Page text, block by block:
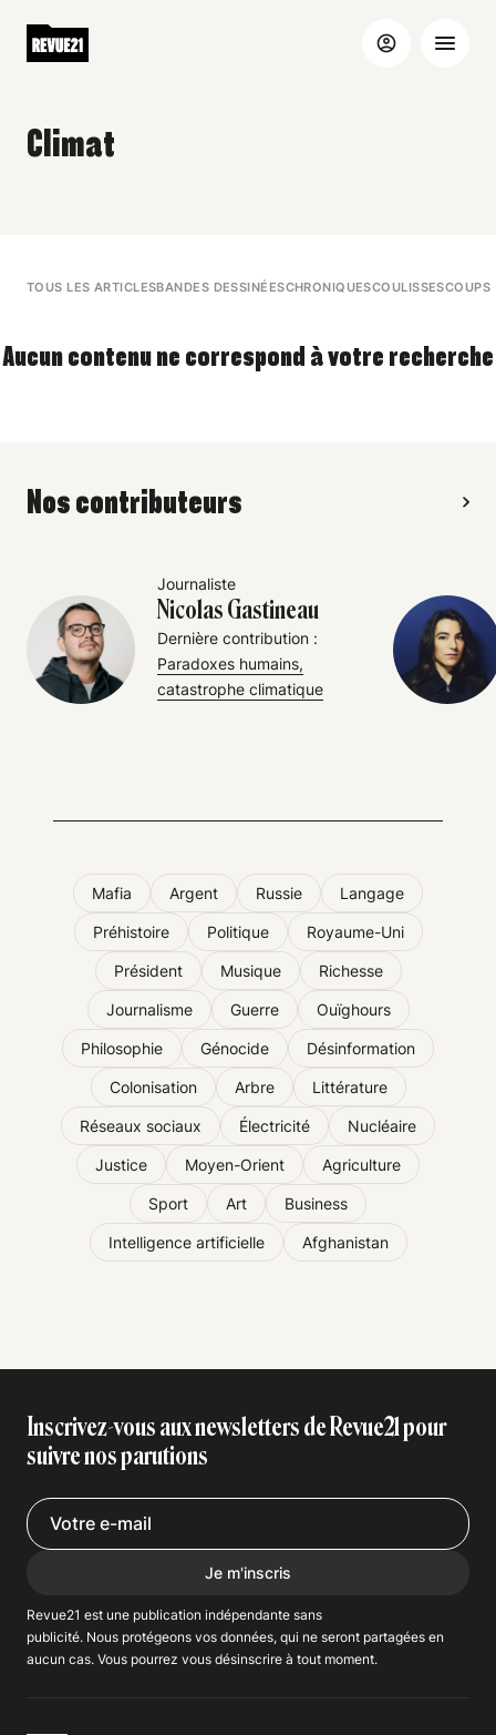
Climat
TOUS LES ARTICLESBANDES DESSINÉESCHRONIQUESCOULISSESCOUPS
Aucun contenu ne correspond à votre recherche
Nos contributeurs
Journaliste
Nicolas Gastineau
Dernière contribution :
Paradoxes humains,
catastrophe climatique
Mafia Argent Russie Langage
Préhistoire Politique Royaume-Uni
Président Musique Richesse
Journalisme Guerre Ouïghours
Philosophie Génocide Désinformation
Colonisation Arbre Littérature
Réseaux sociaux Électricité Nucléaire
Justice Moyen-Orient Agriculture
Sport Art Business
Intelligence artificielle Afghanistan
Inscrivez-vous aux newsletters de Revue21 pour
suivre nos parutions
Je m'inscris
Revue21 est une publication indépendante sans
publicité. Nous protégeons vos données, qui ne seront partagées en
aucun cas. Vous pourrez vous désinscrire à tout moment.